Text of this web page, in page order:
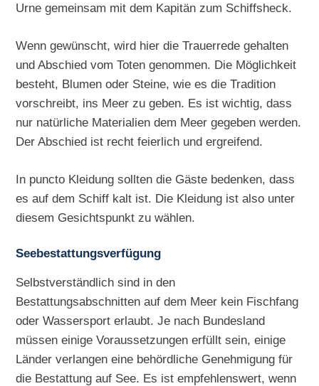
Urne gemeinsam mit dem Kapitän zum Schiffsheck.
Wenn gewünscht, wird hier die Trauerrede gehalten
und Abschied vom Toten genommen. Die Möglichkeit
besteht, Blumen oder Steine, wie es die Tradition
vorschreibt, ins Meer zu geben. Es ist wichtig, dass
nur natürliche Materialien dem Meer gegeben werden.
Der Abschied ist recht feierlich und ergreifend.
In puncto Kleidung sollten die Gäste bedenken, dass
es auf dem Schiff kalt ist. Die Kleidung ist also unter
diesem Gesichtspunkt zu wählen.
Seebestattungsverfügung
Selbstverständlich sind in den
Bestattungsabschnitten auf dem Meer kein Fischfang
oder Wassersport erlaubt. Je nach Bundesland
müssen einige Voraussetzungen erfüllt sein, einige
Länder verlangen eine behördliche Genehmigung für
die Bestattung auf See. Es ist empfehlenswert, wenn